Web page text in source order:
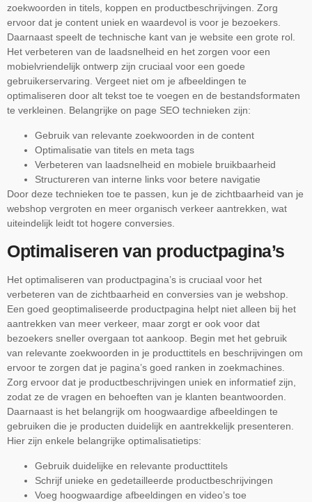
zoekwoorden in titels, koppen en productbeschrijvingen. Zorg
ervoor dat je content uniek en waardevol is voor je bezoekers.
Daarnaast speelt de technische kant van je website een grote rol.
Het verbeteren van de laadsnelheid en het zorgen voor een
mobielvriendelijk ontwerp zijn cruciaal voor een goede
gebruikerservaring. Vergeet niet om je afbeeldingen te
optimaliseren door alt tekst toe te voegen en de bestandsformaten
te verkleinen. Belangrijke on page SEO technieken zijn:
Gebruik van relevante zoekwoorden in de content
Optimalisatie van titels en meta tags
Verbeteren van laadsnelheid en mobiele bruikbaarheid
Structureren van interne links voor betere navigatie
Door deze technieken toe te passen, kun je de zichtbaarheid van je
webshop vergroten en meer organisch verkeer aantrekken, wat
uiteindelijk leidt tot hogere conversies.
Optimaliseren van productpagina’s
Het optimaliseren van productpagina’s is cruciaal voor het
verbeteren van de zichtbaarheid en conversies van je webshop.
Een goed geoptimaliseerde productpagina helpt niet alleen bij het
aantrekken van meer verkeer, maar zorgt er ook voor dat
bezoekers sneller overgaan tot aankoop. Begin met het gebruik
van relevante zoekwoorden in je producttitels en beschrijvingen om
ervoor te zorgen dat je pagina’s goed ranken in zoekmachines.
Zorg ervoor dat je productbeschrijvingen uniek en informatief zijn,
zodat ze de vragen en behoeften van je klanten beantwoorden.
Daarnaast is het belangrijk om hoogwaardige afbeeldingen te
gebruiken die je producten duidelijk en aantrekkelijk presenteren.
Hier zijn enkele belangrijke optimalisatietips:
Gebruik duidelijke en relevante producttitels
Schrijf unieke en gedetailleerde productbeschrijvingen
Voeg hoogwaardige afbeeldingen en video’s toe